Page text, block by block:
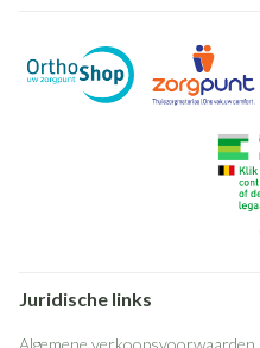
Juridische links
Algemene verkoopsvoorwaarden